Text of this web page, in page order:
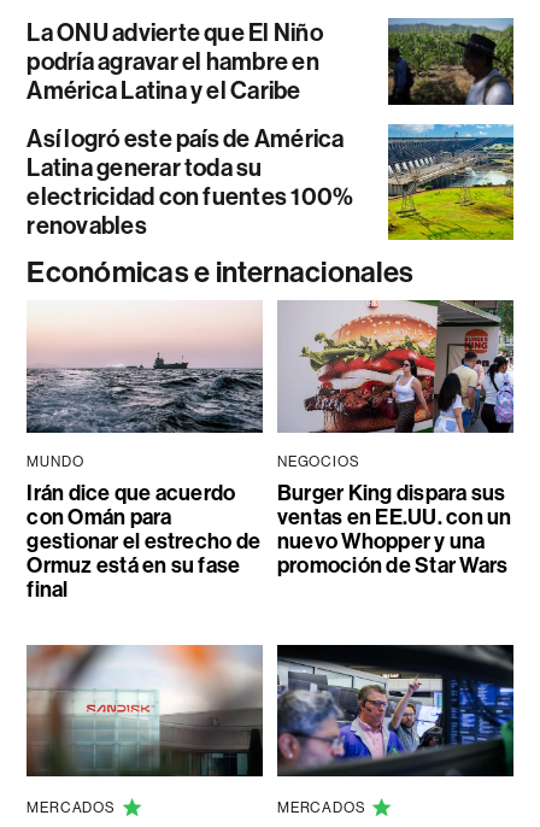
La ONU advierte que El Niño
podría agravar el hambre en
América Latina y el Caribe
Así logró este país de América
Latina generar toda su
electricidad con fuentes 100%
renovables
Económicas e internacionales
MUNDO
Irán dice que acuerdo
con Omán para
gestionar el estrecho de
Ormuz está en su fase
final
NEGOCIOS
Burger King dispara sus
ventas en EE.UU. con un
nuevo Whopper y una
promoción de Star Wars
MERCADOS MERCADOS